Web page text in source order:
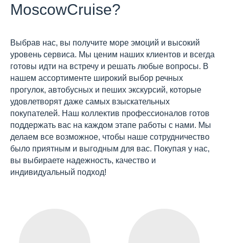
MoscowCruise?
Выбрав нас, вы получите море эмоций и высокий
уровень сервиса. Мы ценим наших клиентов и всегда
готовы идти на встречу и решать любые вопросы. В
нашем ассортименте широкий выбор речных
прогулок, автобусных и пеших экскурсий, которые
удовлетворят даже самых взыскательных
покупателей. Наш коллектив профессионалов готов
поддержать вас на каждом этапе работы с нами. Мы
делаем все возможное, чтобы наше сотрудничество
было приятным и выгодным для вас. Покупая у нас,
вы выбираете надежность, качество и
индивидуальный подход!